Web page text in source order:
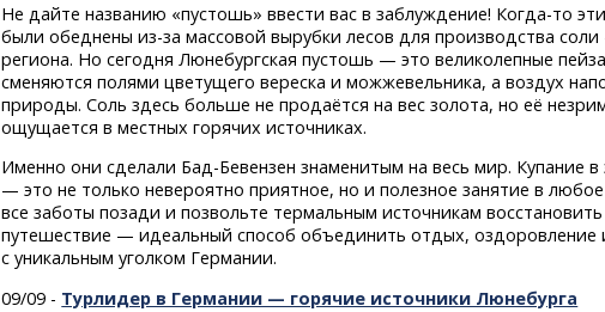
Не дайте названию «пустошь» ввести вас в заблуждение! Когда-то
были обедненыиз-за массовой вырубки лесов для производства
региона. Но сегодня Люнебургская пустошь — это великолепные
сменяются полями цветущего вереска и можжевельника, а воздух
природы. Соль здесь больше не продаётся на вес золота, но её
ощущается в местных горячих источниках.
Именно они сделали Бад-Бевензен знаменитым на весь мир. Купание
— это не только невероятно приятное, но и полезное занятие в
все заботы позади и позвольте термальным источникам
путешествие — идеальный способ объединить отдых, оздоровление
с уникальным уголком Германии.
09/09 - Турлидер в Германии — горячие источники Люнебурга